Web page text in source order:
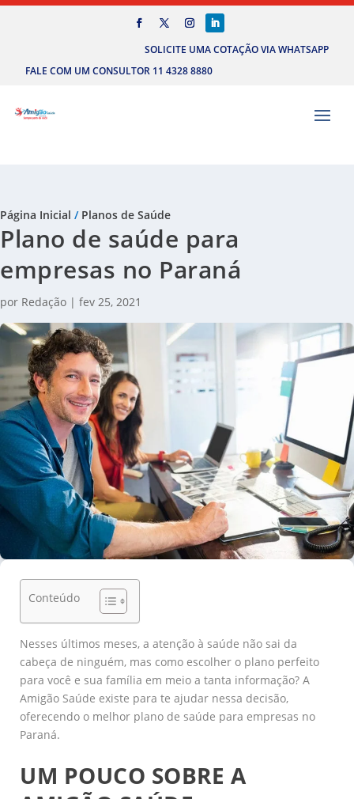
SOLICITE UMA COTAÇÃO VIA WHATSAPP
FALE COM UM CONSULTOR 11 4328 8880
Página Inicial / Planos de Saúde
Plano de saúde para
empresas no Paraná
por Redação | fev 25, 2021
Conteúdo
Nesses últimos meses, a atenção à saúde não sai da
cabeça de ninguém, mas como escolher o plano perfeito
para você e sua família em meio a tanta informação? A
Amigão Saúde existe para te ajudar nessa decisão,
oferecendo o melhor plano de saúde para empresas no
Paraná.
UM POUCO SOBRE A